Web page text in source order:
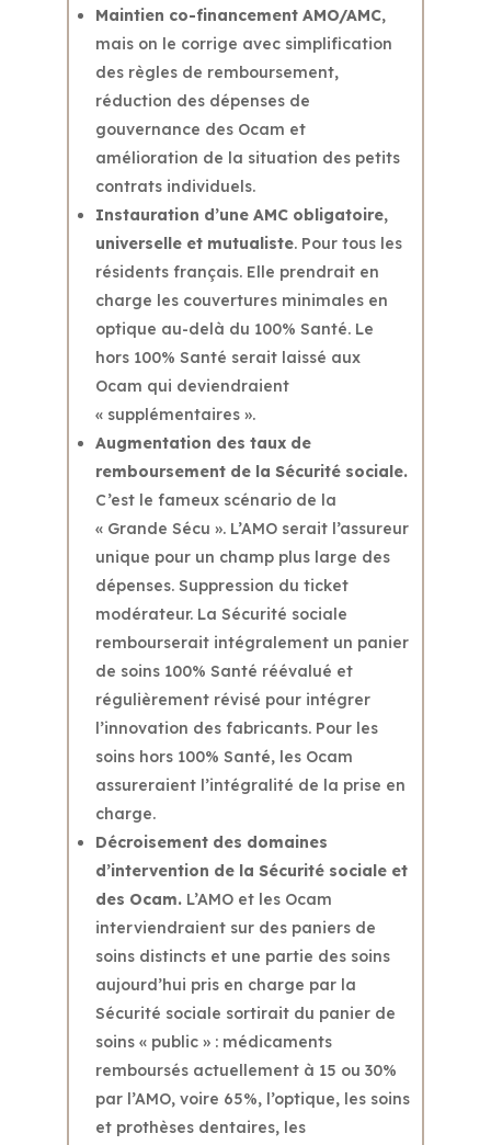
Maintien co-financement AMO/AMC,
mais on le corrige avec simplification
des règles de remboursement,
réduction des dépenses de
gouvernance des Ocam et
amélioration de la situation des petits
contrats individuels.
Instauration d’une AMC obligatoire,
universelle et mutualiste. Pour tous les
résidents français. Elle prendrait en
charge les couvertures minimales en
optique au-delà du 100% Santé. Le
hors 100% Santé serait laissé aux
Ocam qui deviendraient
« supplémentaires ».
Augmentation des taux de
remboursement de la Sécurité sociale.
C’est le fameux scénario de la
« Grande Sécu ». L’AMO serait l’assureur
unique pour un champ plus large des
dépenses. Suppression du ticket
modérateur. La Sécurité sociale
rembourserait intégralement un panier
de soins 100% Santé réévalué et
régulièrement révisé pour intégrer
l’innovation des fabricants. Pour les
soins hors 100% Santé, les Ocam
assureraient l’intégralité de la prise en
charge.
Décroisement des domaines
d’intervention de la Sécurité sociale et
des Ocam. L’AMO et les Ocam
interviendraient sur des paniers de
soins distincts et une partie des soins
aujourd’hui pris en charge par la
Sécurité sociale sortirait du panier de
soins « public » : médicaments
remboursés actuellement à 15 ou 30%
par l’AMO, voire 65%, l’optique, les soins
et prothèses dentaires, les